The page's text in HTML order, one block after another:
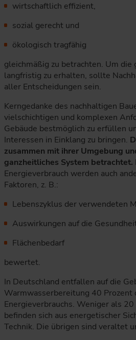
wirtschaftlich effizient,
sozial gerecht und
ökologisch tragfähig
gleichmäßig zu betrachten. Um die
langfristig zu erhalten, sollte
aller Entscheidungen sein.
Kerngedanke des nachhaltigen
vielschichtigen und komplexen
Gebäude bestmöglich zu erfüllen
Interessen in Einklang zu bringen.
zusammen mit ihrer Umgebung
ganzheitliches System betrachtet.
Energieverbrauch werden auch
Faktoren, z. B.:
Lebenszyklus der verwendeten
Auswirkungen auf die
Flächenbedarf
bewertet.
In Deutschland entfallen auf die
Warmwasserbereitung 40 Prozent
Energieverbrauchs. Weniger als
befinden sich aus energetischer
Technik. Die übrigen sind veraltet